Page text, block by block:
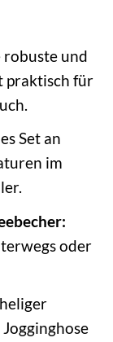
robuste und
praktisch für
Set an
im
oder